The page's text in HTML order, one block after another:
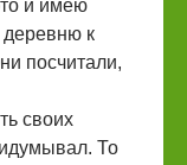
и имею
деревню к
посчитали,
своих
То